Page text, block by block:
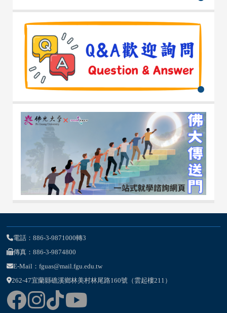
電話：886-3-9871000轉3
傳真：886-3-9874800
E-Mail：fguas@mail.fgu.edu.tw
262-47宜蘭縣礁溪鄉林美村林尾路160號（雲起樓211）